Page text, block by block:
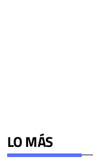
LO MÁS